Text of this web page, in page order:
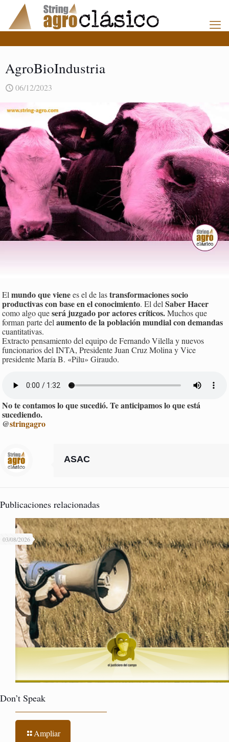
AgroBioIndustria
06/12/2023
Elmundo que vienees el de lastransformaciones socio
productivas con base en el conocimiento. El delSaber Hacer
como algo queserá juzgado por actores críticos.Muchos que
forman parte delaumento de la población mundial con demandas
cuantitativas.
Extracto pensamiento del equipo de Fernando Vilella y nuevos
funcionarios del INTA, Presidente Juan Cruz Molina y Vice
presidente María B. «Pilu» Giraudo.
No te contamos lo que sucedió. Te anticipamos lo que está
sucediendo.
@stringagro
ASAC
Publicaciones relacionadas
03/08/2026
Don’t Speak
Ampliar